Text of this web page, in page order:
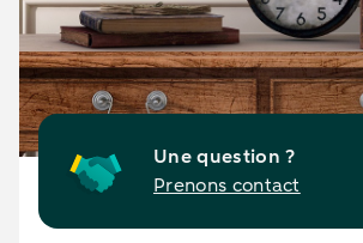
Une question ?
Prenons contact